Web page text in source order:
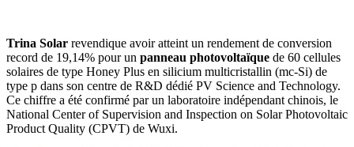
Trina Solar revendique avoir atteint un rendement de conversion
record de 19,14% pour un panneau photovoltaïque de 60 cellules
solaires de type Honey Plus en silicium multicristallin (mc-Si) de
type p dans son centre de R&D dédié PV Science and Technology.
Ce chiffre a été confirmé par un laboratoire indépendant chinois, le
National Center of Supervision and Inspection on Solar Photovoltaic
Product Quality (CPVT) de Wuxi.